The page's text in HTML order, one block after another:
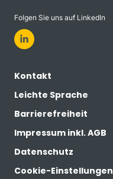
Folgen Sie uns auf LinkedIn
Kontakt
Leichte Sprache
Barrierefreiheit
Impressum inkl. AGB
Datenschutz
Cookie-Einstellungen